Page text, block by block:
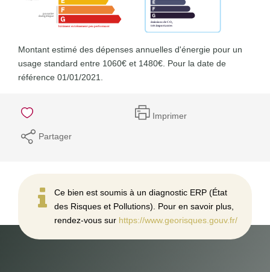
Montant estimé des dépenses annuelles d'énergie pour un
usage standard entre 1060€ et 1480€. Pour la date de
référence 01/01/2021.
Imprimer
Partager
Ce bien est soumis à un diagnostic ERP (État
des Risques et Pollutions). Pour en savoir plus,
rendez-vous sur https://www.georisques.gouv.fr/